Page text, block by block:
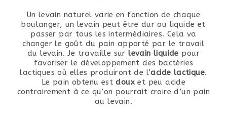
Un levain naturel varie en fonction de chaque
boulanger, un levain peut être dur ou liquide et
passer par tous les intermédiaires. Cela va
changer le goût du pain apporté par le travail
du levain. Je travaille surlevain liquide pour
favoriser le développement des bactéries
lactiques où elles produiront de l’acide lactique.
Le pain obtenu estdoux et peu acide
contrairement à ce qu’on pourrait croire d’un pain
au levain.